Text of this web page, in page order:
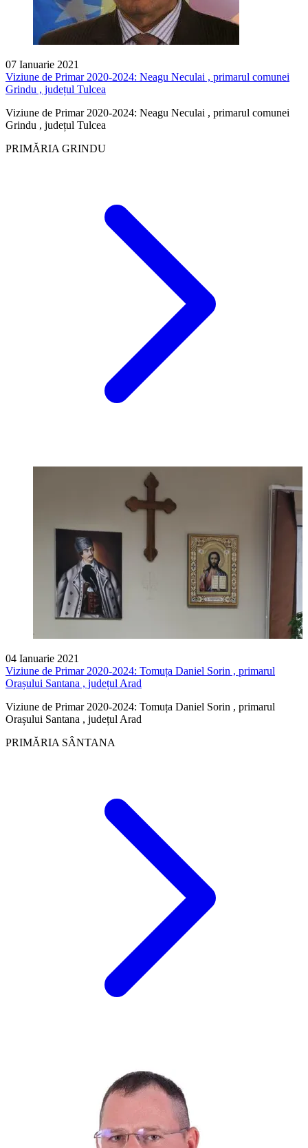
07 Ianuarie 2021
Viziune de Primar 2020-2024: Neagu Neculai , primarul comunei
Grindu , județul Tulcea
Viziune de Primar 2020-2024: Neagu Neculai , primarul comunei
Grindu , județul Tulcea
PRIMĂRIA GRINDU
04 Ianuarie 2021
Viziune de Primar 2020-2024: Tomuța Daniel Sorin , primarul
Orașului Santana , județul Arad
Viziune de Primar 2020-2024: Tomuța Daniel Sorin , primarul
Orașului Santana , județul Arad
PRIMĂRIA SÂNTANA